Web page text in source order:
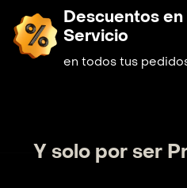
Descuentos en
Servicio
en todos tus
Y solo por ser